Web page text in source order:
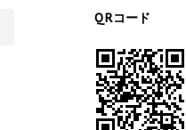
QRコード